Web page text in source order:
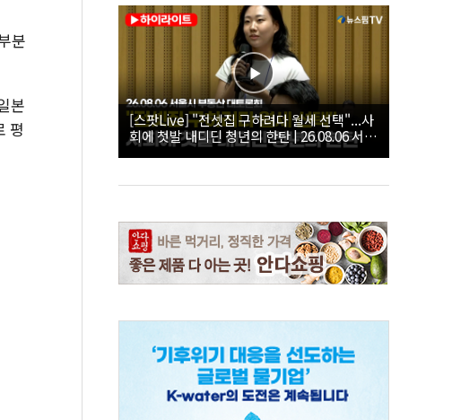
분
본
평
[스팟Live] "전셋집 구하려다 월세 선택"...사
회에 첫발 내디딘 청년의 한탄 | 26.08.06 서울
시 부동산 대토론회